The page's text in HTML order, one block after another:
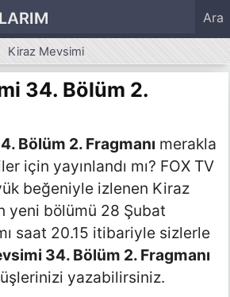
Ara
Kiraz Mevsimi
34. Bölüm 2.
Bölüm 2. Fragmanı merakla
için yayınlandı mı? FOX TV
beğeniyle izlenen Kiraz
yeni bölümü 28 Şubat
saat 20.15 itibariyle sizlerle
34. Bölüm 2. Fragmanı
yazabilirsiniz.